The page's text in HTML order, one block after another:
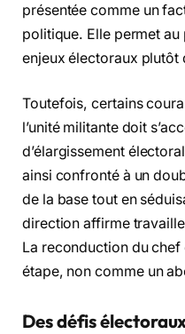
présentée comme un
politique. Elle permet
enjeux électoraux plutôt
Toutefois, certains
l’unité militante doit
d’élargissement
ainsi confronté à un
de la base tout en
direction affirme
La reconduction du
étape, non comme un
Des défis